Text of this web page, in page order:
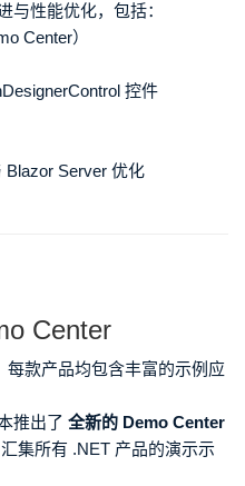
与性能优化，包括：
Center）
控件
Blazor Server 优化
Center
每款产品均包含丰富的示例应
推出了 全新的 Demo Center
集所有 .NET 产品的演示示